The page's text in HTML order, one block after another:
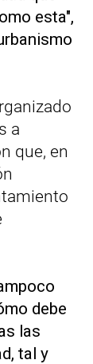
esta",
a
que, en
debe
las
tal y